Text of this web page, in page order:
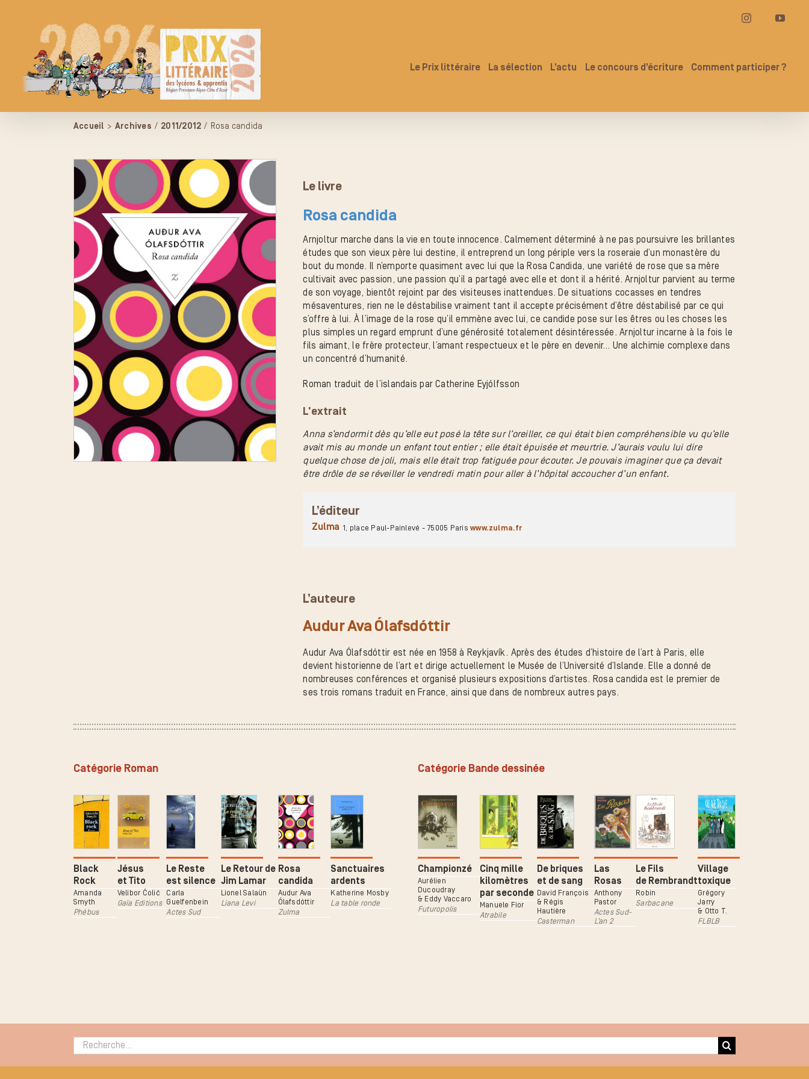
Instagram
Le Prix littéraire La sélection L’actu Le concours d’écriture Comment participer ?
Accueil > Archives / 2011/2012 / Rosa candida
Le livre
Rosa candida
Arnjoltur marche dans la vie en toute innocence. Calmement déterminé à ne pas poursuivre les brillantes
études que son vieux père lui destine, il entreprend un long périple vers la roseraie d’un monastère du
bout du monde. Il n’emporte quasiment avec lui que la Rosa Candida, une variété de rose que sa mère
cultivait avec passion, une passion qu’il a partagé avec elle et dont il a hérité. Arnjoltur parvient au terme
de son voyage, bientôt rejoint par des visiteuses inattendues. De situations cocasses en tendres
mésaventures, rien ne le déstabilise vraiment tant il accepte précisément d’être déstabilisé par ce qui
s’offre à lui. À l’image de la rose qu’il emmène avec lui, ce candide pose sur les êtres ou les choses les
plus simples un regard emprunt d’une générosité totalement désintéressée. Arnjoltur incarne à la fois le
fils aimant, le frère protecteur, l’amant respectueux et le père en devenir… Une alchimie complexe dans
un concentré d’humanité.
Roman traduit de l’islandais par Catherine Eyjólfsson
L'extrait
Anna s’endormit dès qu’elle eut posé la tête sur l’oreiller, ce qui était bien compréhensible vu qu’elle
avait mis au monde un enfant tout entier ; elle était épuisée et meurtrie. J’aurais voulu lui dire
quelque chose de joli, mais elle était trop fatiguée pour écouter. Je pouvais imaginer que ça devait
être drôle de se réveiller le vendredi matin pour aller à l’hôpital accoucher d’un enfant.
L’éditeur
Zulma 1, place Paul-Painlevé - 75005 Paris www.zulma.fr
L’auteure
Audur Ava Ólafsdóttir
Audur Ava Ólafsdóttir est née en 1958 à Reykjavík. Après des études d’histoire de l’art à Paris, elle
devient historienne de l’art et dirige actuellement le Musée de l’Université d’Islande. Elle a donné de
nombreuses conférences et organisé plusieurs expositions d’artistes. Rosa candida est le premier de
ses trois romans traduit en France, ainsi que dans de nombreux autres pays.
Catégorie Roman
Black
Rock
Amanda
Smyth
Phébus
Jésus
et Tito
Velibor Čolić
Gaïa Editions
Le Reste
est silence
Carla
Guelfenbein
Actes Sud
Le Retour de
Jim Lamar
Lionel Salaün
Liana Levi
Rosa
candida
Audur Ava
Ólafsdóttir
Zulma
Sanctuaires
ardents
Katherine Mosby
La table ronde
Catégorie Bande dessinée
Championzé
Aurélien
Ducoudray
& Eddy Vaccaro
Futuropolis
Cinq mille
kilomètres
par seconde
Manuele Fior
Atrabile
De briques
et de sang
David François
& Régis
Hautière
Casterman
Las
Rosas
Anthony
Pastor
Actes Sud-
L’an 2
Le Fils
de Rembrandt
Robin
Sarbacane
Village
toxique
Grégory
Jarry
& Otto T.
FLBLB
Rechercher :